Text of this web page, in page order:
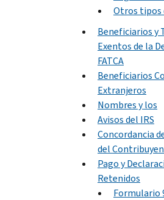
Otros tipos
Beneficiarios y
Exentos de la
FATCA
Beneficiarios
Extranjeros
Nombres y los
Avisos del IRS
Concordancia
del
Pago y
Retenidos
Formulario